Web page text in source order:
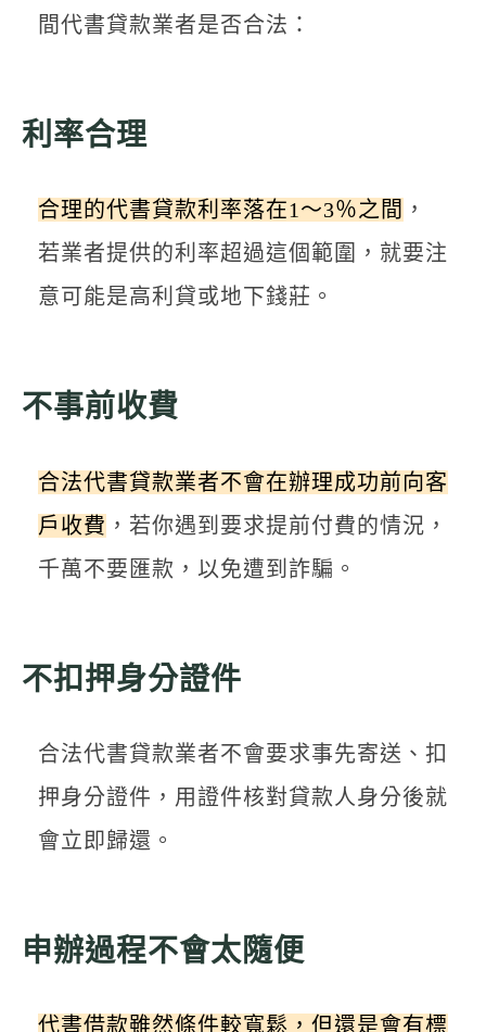
間代書貸款業者是否合法：
利率合理
合理的代書貸款利率落在1～3％之間 ，
若業者提供的利率超過這個範圍，就要注
意可能是高利貸或地下錢莊。
不事前收費
合法代書貸款業者不會在辦理成功前向客
戶收費 ，若你遇到要求提前付費的情況，
千萬不要匯款，以免遭到詐騙。
不扣押身分證件
合法代書貸款業者不會要求事先寄送、扣
押身分證件，用證件核對貸款人身分後就
會立即歸還。
申辦過程不會太隨便
代書借款雖然條件較寬鬆，但還是會有標